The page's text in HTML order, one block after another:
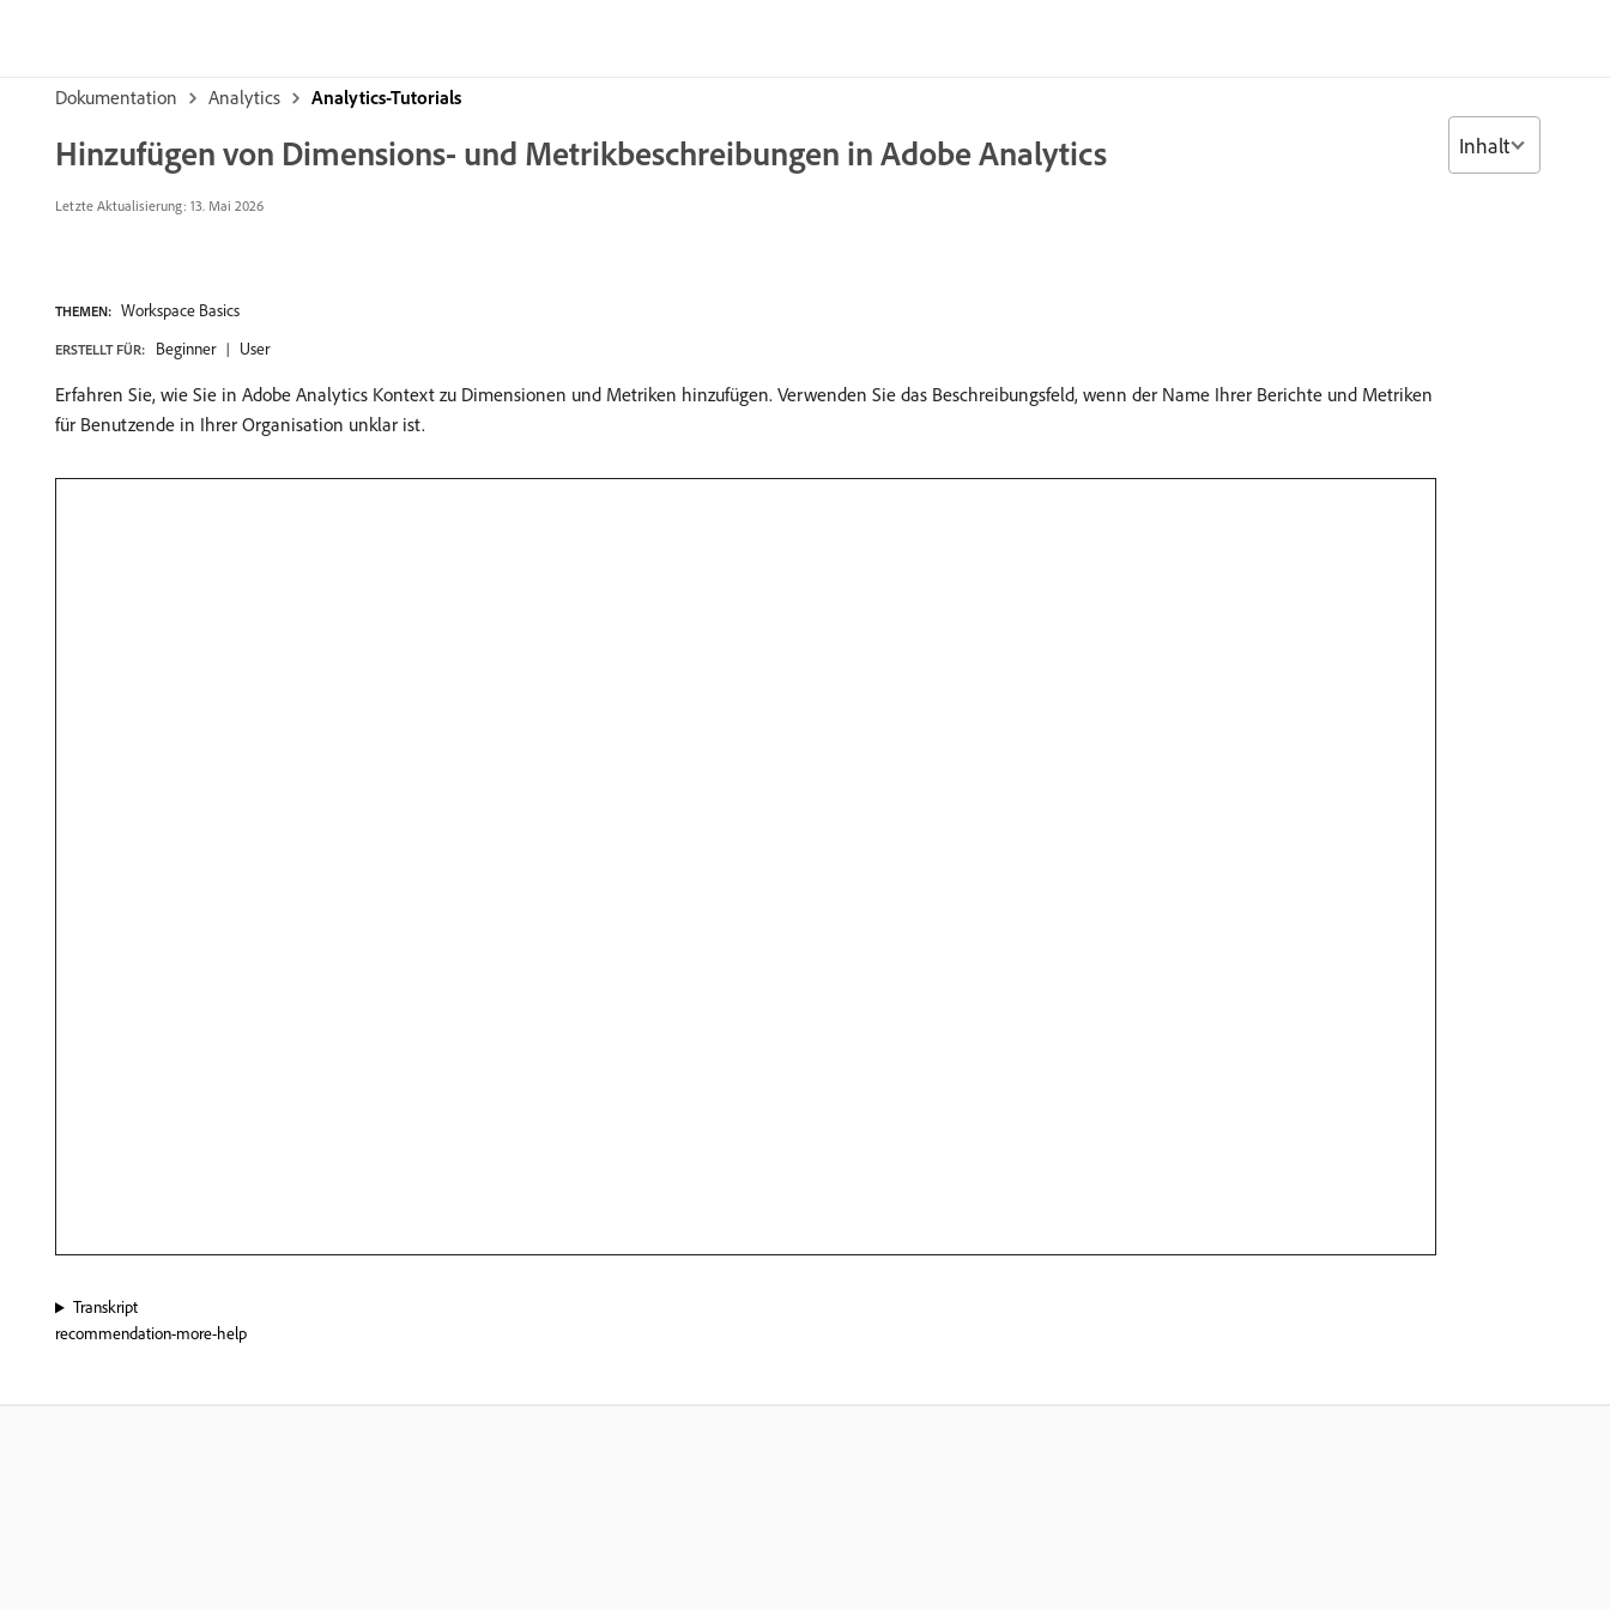
Dokumentation Analytics Analytics-Tutorials
Hinzufügen von Dimensions- und Metrikbeschreibungen in Adobe Analytics
Letzte Aktualisierung: 13. Mai 2026
THEMEN: Workspace Basics
ERSTELLT FÜR: Beginner User
Erfahren Sie, wie Sie in Adobe Analytics Kontext zu Dimensionen und Metriken hinzufügen. Verwenden Sie das Beschreibungsfeld, wenn der Name Ihrer Berichte und Metriken
für Benutzende in Ihrer Organisation unklar ist.
Transkript
recommendation-more-help
Inhalt